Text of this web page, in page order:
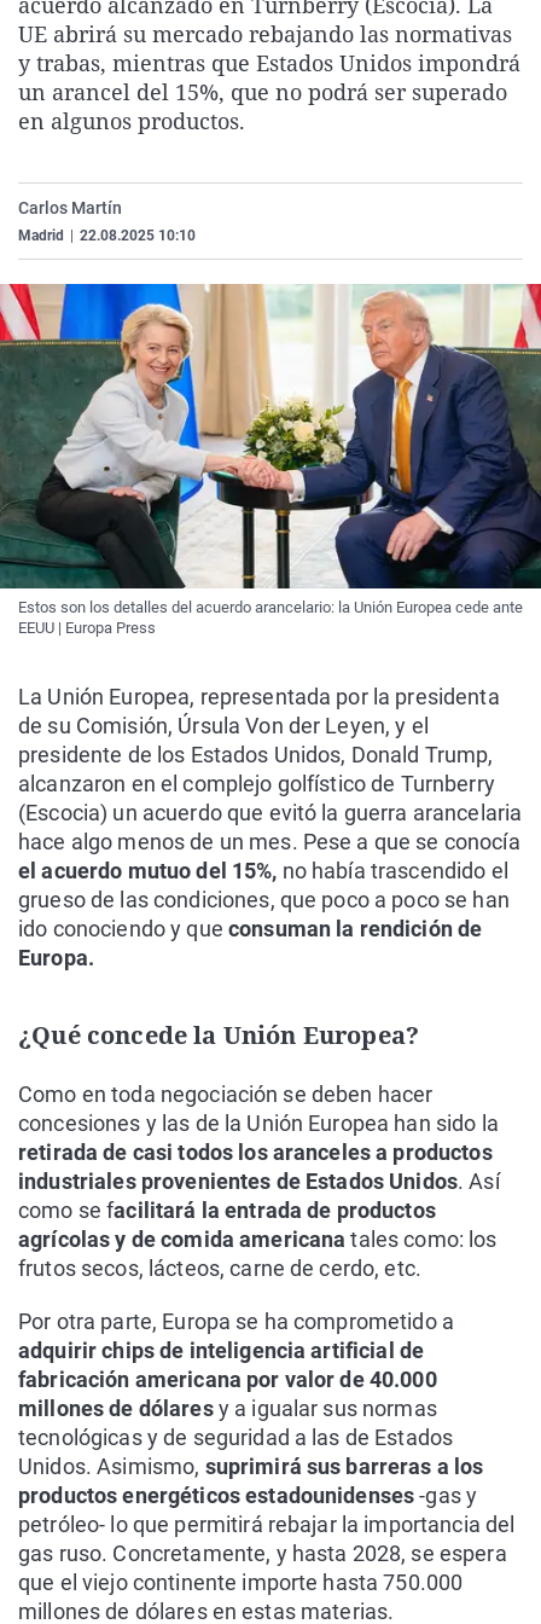
La rosa de los vientos
Gente viajera
Como el perro y el
Caso
Retornados
Equipo de
Extremadura
Galicia
La Rioja
País Vasco
Virales
Televisión
Elecciones
UE abrirá su mercado rebajando las normativas
y trabas, mientras que Estados Unidos impondrá
un arancel del 15%, que no podrá ser superado
en algunos productos.
Carlos Martín
Madrid 22.08.2025 10:10
Estos son los detalles del acuerdo arancelario: la Unión Europea cede ante
EEUU | Europa Press
La Unión Europea, representada por la presidenta
de su Comisión, Úrsula Von der Leyen, y el
presidente de los Estados Unidos, Donald Trump,
alcanzaron en el complejo golfístico de Turnberry
(Escocia) un acuerdo que evitó la guerra arancelaria
hace algo menos de un mes. Pese a que se conocía
el acuerdo mutuo del 15%, no había trascendido el
grueso de las condiciones, que poco a poco se han
ido conociendo y que consuman la rendición de
Europa.
¿Qué concede la Unión Europea?
Como en toda negociación se deben hacer
concesiones y las de la Unión Europea han sido la
retirada de casi todos los aranceles a productos
industriales provenientes de Estados Unidos. Así
como se facilitará la entrada de productos
agrícolas y de comida americana tales como: los
frutos secos, lácteos, carne de cerdo, etc.
Por otra parte, Europa se ha comprometido a
adquirir chips de inteligencia artificial de
fabricación americana por valor de 40.000
millones de dólaresy a igualar sus normas
tecnológicas y de seguridad a las de Estados
Unidos. Asimismo, suprimirá sus barreras a los
productos energéticos estadounidenses-gas y
petróleo- lo que permitirá rebajar la importancia del
gas ruso. Concretamente, y hasta 2028, se espera
que el viejo continente importe hasta 750.000
millones de dólares en estas materias.